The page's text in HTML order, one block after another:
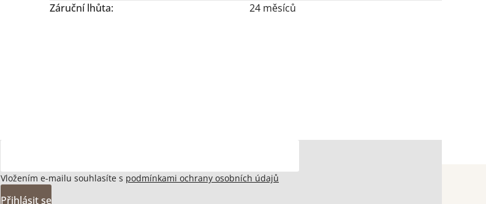
Záruční lhůta: 24 měsíců
Vložením e-mailu souhlasíte s podmínkami ochrany osobních údajů
Přihlásit se